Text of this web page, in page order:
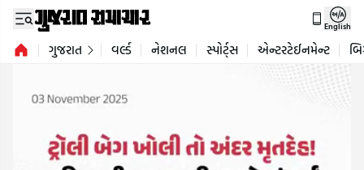
English
ગુજરાત વર્લ્ડ નેશનલ સ્પોર્ટ્સ એન્ટરટેઈનમેન્ટ